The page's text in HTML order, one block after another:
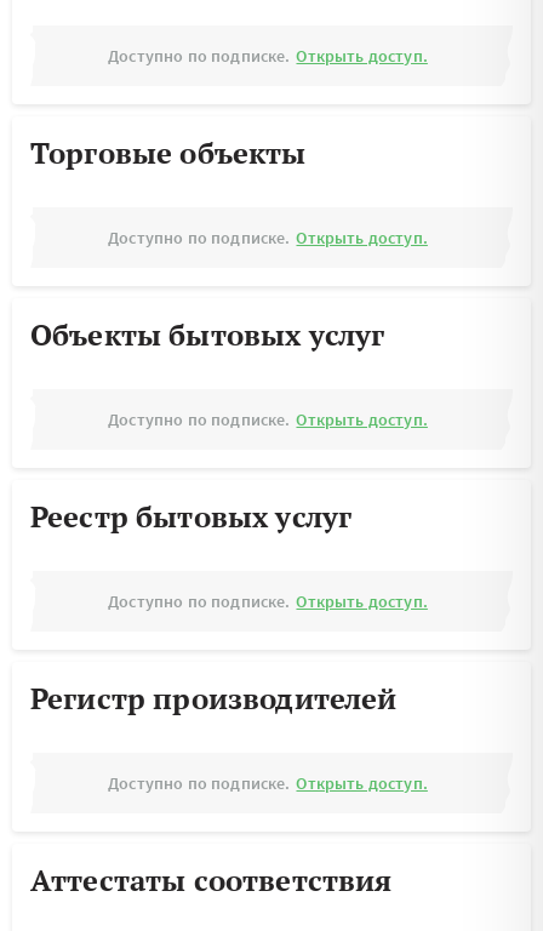
Доступно по подписке. Открыть доступ.
Торговые объекты
Доступно по подписке. Открыть доступ.
Объекты бытовых услуг
Доступно по подписке. Открыть доступ.
Реестр бытовых услуг
Доступно по подписке. Открыть доступ.
Регистр производителей
Доступно по подписке. Открыть доступ.
Аттестаты соответствия